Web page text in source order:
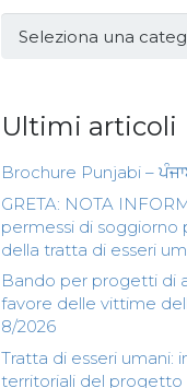
Categorie
Ultimi articoli
Brochure Punjabi –
GRETA: NOTA
permessi di soggiorno
della tratta di esseri
Bando per progetti di
favore delle vittime
8/2026
Tratta di esseri umani:
territoriali del progetto